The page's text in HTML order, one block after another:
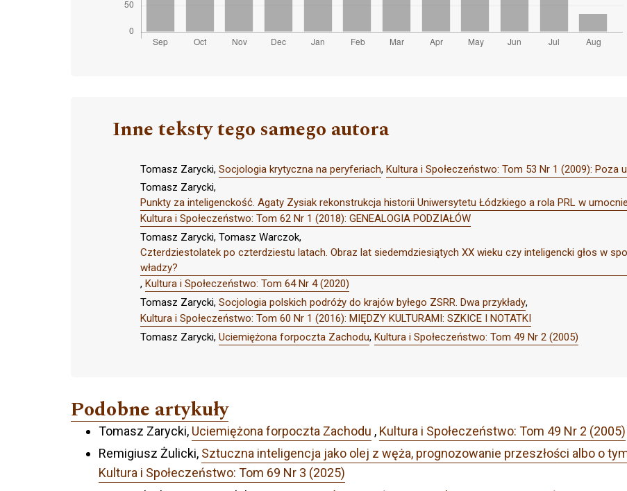
Inne teksty tego samego autora
Tomasz Zarycki, Socjologia krytyczna na peryferiach, Kultura i Społeczeństwo: Tom 53 Nr 1 (2009): Poza
Tomasz Zarycki,
Punkty za inteligenckość. Agaty Zysiak rekonstrukcja historii Uniwersytetu Łódzkiego a rola PRL w
Kultura i Społeczeństwo: Tom 62 Nr 1 (2018): GENEALOGIA PODZIAŁÓW
Tomasz Zarycki, Tomasz Warczok,
Czterdziestolatek po czterdziestu latach. Obraz lat siedemdziesiątych XX wieku czy inteligencki głos w
władzy?
, Kultura i Społeczeństwo: Tom 64 Nr 4 (2020)
Tomasz Zarycki, Socjologia polskich podróży do krajów byłego ZSRR. Dwa przykłady,
Kultura i Społeczeństwo: Tom 60 Nr 1 (2016): MIĘDZY KULTURAMI: SZKICE I NOTATKI
Tomasz Zarycki, Uciemiężona forpoczta Zachodu, Kultura i Społeczeństwo: Tom 49 Nr 2 (2005)
Podobne artykuły
Tomasz Zarycki, Uciemiężona forpoczta Zachodu , Kultura i Społeczeństwo: Tom 49 Nr 2 (2005)
Remigiusz Żulicki, Sztuczna inteligencja jako olej z węża, prognozowanie przeszłości albo o
Kultura i Społeczeństwo: Tom 69 Nr 3 (2025)